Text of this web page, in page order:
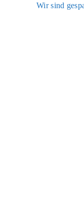
Wir sind